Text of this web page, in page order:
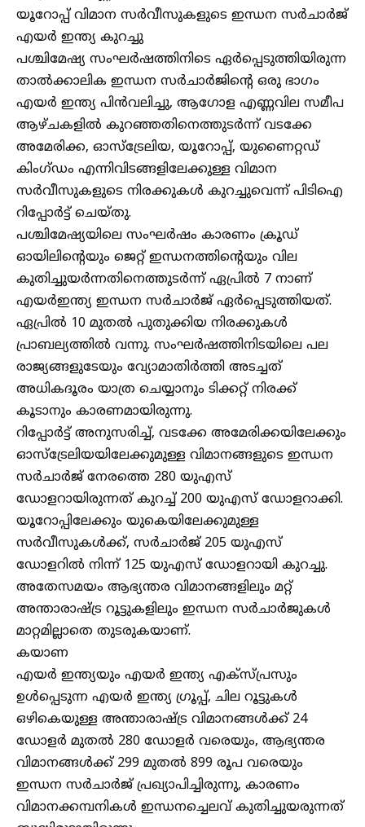
യൂറോപ്പ് വിമാന സർവീസുകളുടെ ഇന്ധന സർചാർജ്
എയർ ഇന്ത്യ കുറച്ചു
പശ്ചിമേഷ്യ സംഘർഷത്തിനിടെ ഏർപ്പെടുത്തിയിരുന്ന
താൽക്കാലിക ഇന്ധന സർചാർജിന്റെ ഒരു ഭാഗം
എയർ ഇന്ത്യ പിൻവലിച്ചു, ആഗോള എണ്ണവില സമീപ
ആഴ്ചകളിൽ കുറഞ്ഞതിനെത്തുടർന്ന് വടക്കേ
അമേരിക്ക, ഓസ്‌ട്രേലിയ, യൂറോപ്പ്, യുണൈറ്റഡ്
കിംഗ്ഡം എന്നിവിടങ്ങളിലേക്കുള്ള വിമാന
സർവീസുകളുടെ നിരക്കുകൾ കുറച്ചുവെന്ന് പി‌ടി‌ഐ
റിപ്പോർട്ട് ചെയ്തു.
പശ്ചിമേഷ്യയിലെ സംഘർഷം കാരണം ക്രൂഡ്
ഓയിലിന്റെയും ജെറ്റ് ഇന്ധനത്തിന്റെയും വില
കുതിച്ചുയർന്നതിനെത്തുടർന്ന് ഏപ്രിൽ 7 നാണ്
എയർഇന്ത്യ ഇന്ധന സർചാർജ് ഏർപ്പെടുത്തിയത്.
ഏപ്രിൽ 10 മുതൽ പുതുക്കിയ നിരക്കുകൾ
പ്രാബല്യത്തിൽ വന്നു. സംഘർഷത്തിനിടയിലെ പല
രാജ്യങ്ങളുടേയും വ്യോമാതിർത്തി അടച്ചത്
അധികദൂരം യാത്ര ചെയ്യാനും ടിക്കറ്റ് നിരക്ക്
കൂടാനും കാരണമായിരുന്നു.
റിപ്പോർട്ട് അനുസരിച്ച്, വടക്കേ അമേരിക്കയിലേക്കും
ഓസ്‌ട്രേലിയയിലേക്കുമുള്ള വിമാനങ്ങളുടെ ഇന്ധന
സർചാർജ് നേരത്തെ 280 യുഎസ്
ഡോളറായിരുന്നത് കുറച്ച് 200 യുഎസ് ഡോളറാക്കി.
യൂറോപ്പിലേക്കും യുകെയിലേക്കുമുള്ള
സർവീസുകൾക്ക്, സർചാർജ് 205 യുഎസ്
ഡോളറിൽ നിന്ന് 125 യുഎസ് ഡോളറായി കുറച്ചു.
അതേസമയം ആഭ്യന്തര വിമാനങ്ങളിലും മറ്റ്
അന്താരാഷ്ട്ര റൂട്ടുകളിലും ഇന്ധന സർചാർജുകൾ
മാറ്റമില്ലാതെ തുടരുകയാണ്.
കയാണ
എയർ ഇന്ത്യയും എയർ ഇന്ത്യ എക്സ്പ്രസും
ഉൾപ്പെടുന്ന എയർ ഇന്ത്യ ഗ്രൂപ്പ്, ചില റൂട്ടുകൾ
ഒഴികെയുള്ള അന്താരാഷ്ട്ര വിമാനങ്ങൾക്ക് 24
ഡോളർ മുതൽ 280 ഡോളർ വരെയും, ആഭ്യന്തര
വിമാനങ്ങൾക്ക് 299 മുതൽ 899 രൂപ വരെയും
ഇന്ധന സർചാർജ് പ്രഖ്യാപിച്ചിരുന്നു, കാരണം
വിമാനക്കമ്പനികൾ ഇന്ധനച്ചെലവ് കുതിച്ചുയരുന്നത്